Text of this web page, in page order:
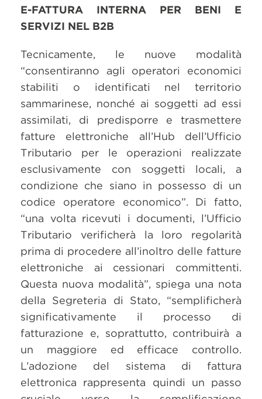
E-FATTURA INTERNA PER BENI E
SERVIZI NEL B2B
Tecnicamente, le nuove modalità
“consentiranno agli operatori economici
stabiliti o identificati nel territorio
sammarinese, nonché ai soggetti ad essi
assimilati, di predisporre e trasmettere
fatture elettroniche all’Hub dell’Ufficio
Tributario per le operazioni realizzate
esclusivamente con soggetti locali, a
condizione che siano in possesso di un
codice operatore economico”. Di fatto,
“una volta ricevuti i documenti, l’Ufficio
Tributario verificherà la loro regolarità
prima di procedere all’inoltro delle fatture
elettroniche ai cessionari committenti.
Questa nuova modalità”, spiega una nota
della Segreteria di Stato, “semplificherà
significativamente il processo di
fatturazione e, soprattutto, contribuirà a
un maggiore ed efficace controllo.
L’adozione del sistema di fattura
elettronica rappresenta quindi un passo